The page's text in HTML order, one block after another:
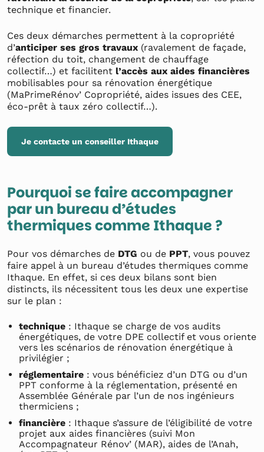
technique et financier.
Ces deux démarches permettent à la copropriété
d’anticiper ses gros travaux (ravalement de façade,
réfection du toit, changement de chauffage
collectif…) et facilitent l’accès aux aides financières
mobilisables pour sa rénovation énergétique
(MaPrimeRénov’ Copropriété, aides issues des CEE,
éco-prêt à taux zéro collectif…).
Je contacte un conseiller Ithaque
Pourquoi se faire accompagner
par un bureau d’études
thermiques comme Ithaque ?
Pour vos démarches de DTG ou de PPT, vous pouvez
faire appel à un bureau d’études thermiques comme
Ithaque. En effet, si ces deux bilans sont bien
distincts, ils nécessitent tous les deux une expertise
sur le plan :
technique : Ithaque se charge de vos audits
énergétiques, de votre DPE collectif et vous oriente
vers les scénarios de rénovation énergétique à
privilégier ;
réglementaire : vous bénéficiez d’un DTG ou d’un
PPT conforme à la réglementation, présenté en
Assemblée Générale par l’un de nos ingénieurs
thermiciens ;
financière : Ithaque s’assure de l’éligibilité de votre
projet aux aides financières (suivi Mon
Accompagnateur Rénov’ (MAR), aides de l’Anah,